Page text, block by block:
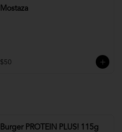
Mostaza
$50
Burger PROTEIN PLUS! 115g